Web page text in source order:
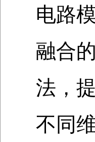
电路
融合
法，
不同